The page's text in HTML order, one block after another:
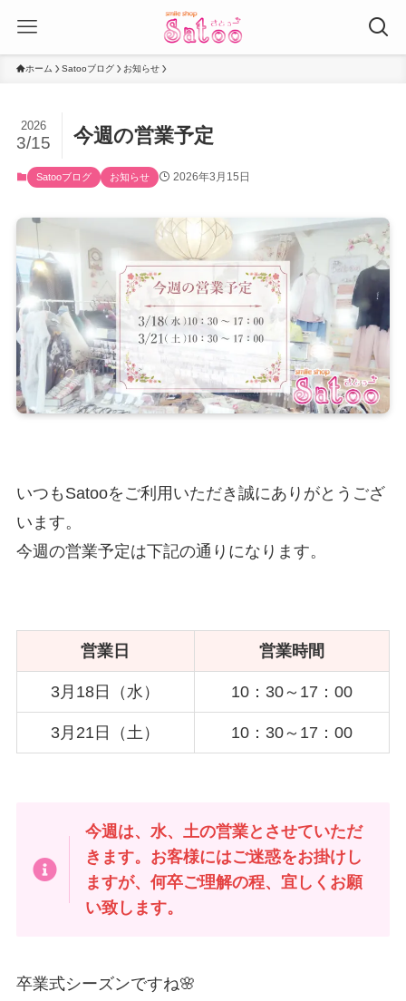
ホーム Satooブログ お知らせ
今週の営業予定
2026
3/15
Satooブログ お知らせ 2026年3月15日
いつもSatooをご利用いただき誠にありがとうござ
います。
今週の営業予定は下記の通りになります。
営業日 営業時間
3月18日（水） 10：30～17：00
3月21日（土） 10：30～17：00
今週は、水、土の営業とさせていただ
きます。お客様にはご迷惑をお掛けし
ますが、何卒ご理解の程、宜しくお願
い致します。
卒業式シーズンですね🌸